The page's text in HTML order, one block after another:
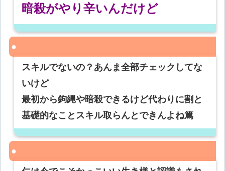
暗殺がやり辛いんだけど
スキルでないの？あんま全部チェックしてな
いけど
最初から鉤縄や暗殺できるけど代わりに割と
基礎的なことスキル取らんとできんよね篤